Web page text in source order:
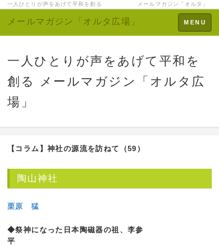
一人ひとりが声をあげて平和を創る メールマガジン「オルタ」
Toggle
navigation
MENU
メールマガジン「オルタ広場」
一人ひとりが声をあげて平和を
創る メールマガジン「オルタ広
場」
【コラム】 神社の源流を訪ねて（59）
陶山神社
栗原 猛
◆祭神になった日本陶磁器の祖、李参
平